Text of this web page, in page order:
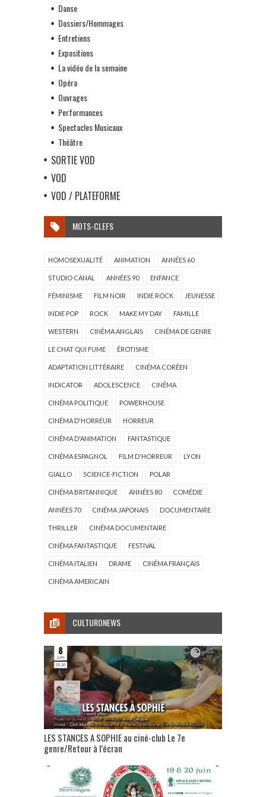
Danse
Dossiers/Hommages
Entretiens
Expositions
La vidéo de la semaine
Opéra
Ouvrages
Performances
Spectacles Musicaux
Théâtre
SORTIE VOD
VOD
VOD / PLATEFORME
MOTS-CLEFS
HOMOSEXUALITÉ ANIMATION ANNÉES 60
STUDIO CANAL ANNÉES 90 ENFANCE
FÉMINISME FILM NOIR INDIE ROCK JEUNESSE
INDIE POP ROCK MAKE MY DAY FAMILLE
WESTERN CINÉMA ANGLAIS CINÉMA DE GENRE
LE CHAT QUI FUME ÉROTISME
ADAPTATION LITTÉRAIRE CINÉMA CORÉEN
INDICATOR ADOLESCENCE CINÉMA
CINÉMA POLITIQUE POWERHOUSE
CINÉMA D'HORREUR HORREUR
CINÉMA D'ANIMATION FANTASTIQUE
CINÉMA ESPAGNOL FILM D'HORREUR LYON
GIALLO SCIENCE-FICTION POLAR
CINÉMA BRITANNIQUE ANNÉES 80 COMÉDIE
ANNÉES 70 CINÉMA JAPONAIS DOCUMENTAIRE
THRILLER CINÉMA DOCUMENTAIRE
CINÉMA FANTASTIQUE FESTIVAL
CINÉMA ITALIEN DRAME CINÉMA FRANÇAIS
CINÉMA AMERICAIN
CULTURONEWS
LES STANCES A SOPHIE au ciné-club Le 7e
genre/Retour à l’écran